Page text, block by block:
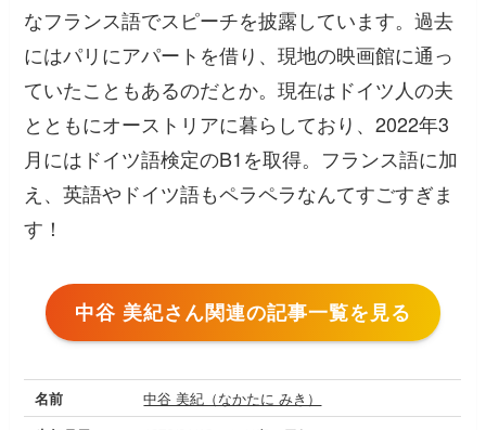
なフランス語でスピーチを披露しています。過去
にはパリにアパートを借り、現地の映画館に通っ
ていたこともあるのだとか。現在はドイツ人の夫
とともにオーストリアに暮らしており、2022年3
月にはドイツ語検定のB1を取得。フランス語に加
え、英語やドイツ語もペラペラなんてすごすぎま
す！
中谷 美紀さん関連の記事一覧を見る
名前
中谷 美紀（なかたに みき）